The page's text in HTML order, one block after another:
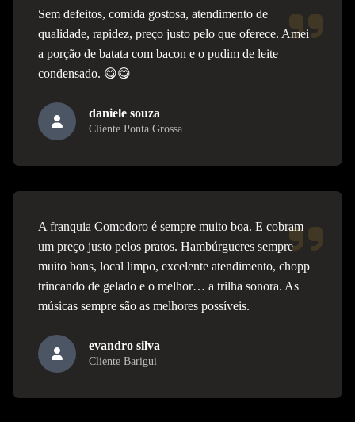
Sem defeitos, comida gostosa, atendimento de
qualidade, rapidez, preço justo pelo que oferece. Amei
a porção de batata com bacon e o pudim de leite
condensado. 😋😋
daniele souza
Cliente Ponta Grossa
A franquia Comodoro é sempre muito boa. E cobram
um preço justo pelos pratos. Hambúrgueres sempre
muito bons, local limpo, excelente atendimento, chopp
trincando de gelado e o melhor… a trilha sonora. As
músicas sempre são as melhores possíveis.
evandro silva
Cliente Barigui